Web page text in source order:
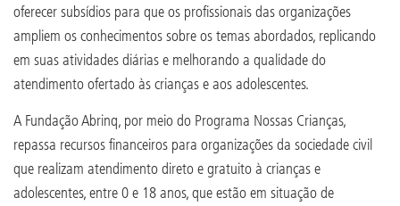
oferecer subsídios para que os profissionais das organizações
ampliem os conhecimentos sobre os temas abordados, replicando
em suas atividades diárias e melhorando a qualidade do
atendimento ofertado às crianças e aos adolescentes.
A Fundação Abrinq, por meio do Programa Nossas Crianças,
repassa recursos financeiros para organizações da sociedade civil
que realizam atendimento direto e gratuito à crianças e
adolescentes, entre 0 e 18 anos, que estão em situação de